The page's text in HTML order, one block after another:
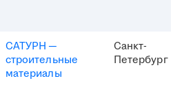
САТУРН —
строительные
материалы
Санкт-
Петербург